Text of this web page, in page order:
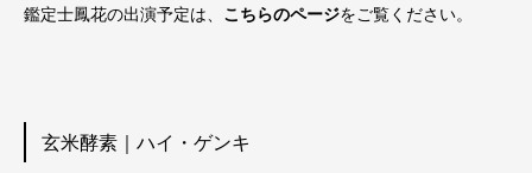
鑑定士鳳花の出演予定は、 こちらのページをご覧ください。
玄米酵素｜ハイ・ゲンキ